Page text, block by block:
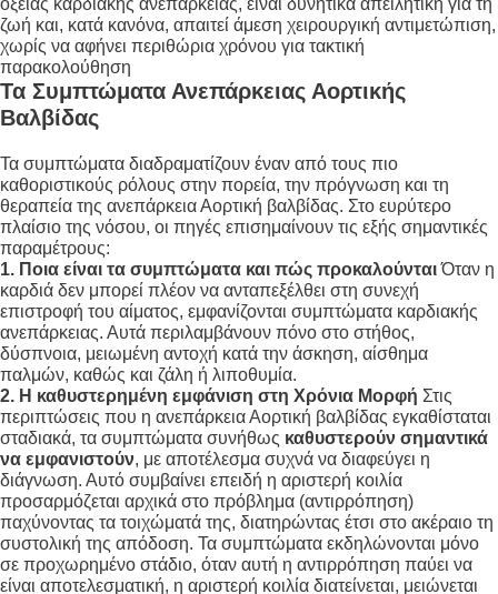
οξείας καρδιακής ανεπάρκειας, είναι δυνητικά απειλητική για τη
ζωή και, κατά κανόνα, απαιτεί άμεση χειρουργική αντιμετώπιση,
χωρίς να αφήνει περιθώρια χρόνου για τακτική
παρακολούθηση
Τα Συμπτώματα Ανεπάρκειας Αορτικής
Βαλβίδας
Τα συμπτώματα διαδραματίζουν έναν από τους πιο
καθοριστικούς ρόλους στην πορεία, την πρόγνωση και τη
θεραπεία της ανεπάρκεια Αορτική βαλβίδας. Στο ευρύτερο
πλαίσιο της νόσου, οι πηγές επισημαίνουν τις εξής σημαντικές
παραμέτρους:
1. Ποια είναι τα συμπτώματα και πώς προκαλούνται Όταν η
καρδιά δεν μπορεί πλέον να ανταπεξέλθει στη συνεχή
επιστροφή του αίματος, εμφανίζονται συμπτώματα καρδιακής
ανεπάρκειας. Αυτά περιλαμβάνουν πόνο στο στήθος,
δύσπνοια, μειωμένη αντοχή κατά την άσκηση, αίσθημα
παλμών, καθώς και ζάλη ή λιποθυμία.
2. Η καθυστερημένη εμφάνιση στη Χρόνια Μορφή Στις
περιπτώσεις που η ανεπάρκεια Αορτική βαλβίδας εγκαθίσταται
σταδιακά, τα συμπτώματα συνήθως καθυστερούν σημαντικά
να εμφανιστούν, με αποτέλεσμα συχνά να διαφεύγει η
διάγνωση. Αυτό συμβαίνει επειδή η αριστερή κοιλία
προσαρμόζεται αρχικά στο πρόβλημα (αντιρρόπηση)
παχύνοντας τα τοιχώματά της, διατηρώντας έτσι στο ακέραιο τη
συστολική της απόδοση. Τα συμπτώματα εκδηλώνονται μόνο
σε προχωρημένο στάδιο, όταν αυτή η αντιρρόπηση παύει να
είναι αποτελεσματική, η αριστερή κοιλία διατείνεται, μειώνεται